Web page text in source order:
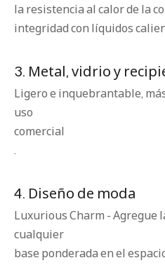
la resistencia al calor de la
integridad con líquidos
3. Metal, vidrio y
Ligero e inquebrantable,
uso
comercial
.
4. Diseño de moda
Luxurious Charm - Agregue
cualquier
base ponderada en el